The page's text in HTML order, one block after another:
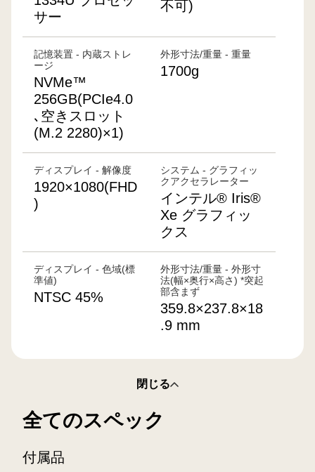
サー
不可)
記憶装置 - 内蔵ストレ
ージ
NVMe™
256GB(PCIe4.0
､空きスロット
(M.2 2280)×1)
外形寸法/重量 - 重量
1700g
ディスプレイ - 解像度
1920×1080(FHD
)
システム - グラフィッ
クアクセラレーター
インテル® Iris®
Xe グラフィッ
クス
ディスプレイ - 色域(標
準値)
NTSC 45%
外形寸法/重量 - 外形寸
法(幅×奥行×高さ) *突起
部含まず
359.8×237.8×18
.9 mm
閉じる
全てのスペック
付属品